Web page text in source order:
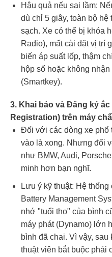
Hậu quả nếu sai lầm:
dù chỉ 5 giây, toàn bộ
sạch. Xe có thể bị khóa
Radio), mất cài đặt vị trí
biến áp suất lốp, thậm
hộp số hoặc không
(Smartkey).
3. Khai báo và Đăng ký
Registration) trên máy
Đối với các dòng xe phổ
vào là xong. Nhưng đối
như BMW, Audi,
minh hơn bạn nghĩ.
Lưu ý kỹ thuật: Hệ
Battery Management
nhớ "tuổi thọ" của bình
máy phát (Dynamo) lớn
bình đã chai. Vì vậy,
thuật viên bắt buộc phải